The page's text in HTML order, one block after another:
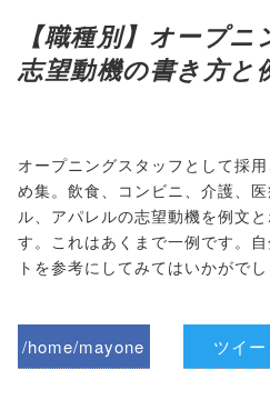
【職種別】オープ
志望動機の書き方と
オープニングスタッフとして採
め集。飲食、コンビニ、介護、
ル、アパレルの志望動機を例文
す。これはあくまで一例です。
トを参考にしてみてはいかがでし
/home/mayone
ツイー